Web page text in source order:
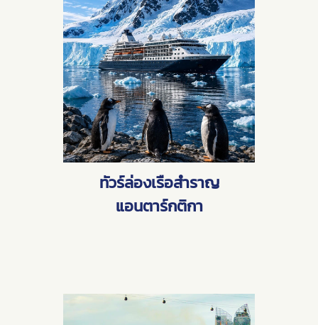
ทัวร์ล่องเรือสำราญ
แอนตาร์กติกา